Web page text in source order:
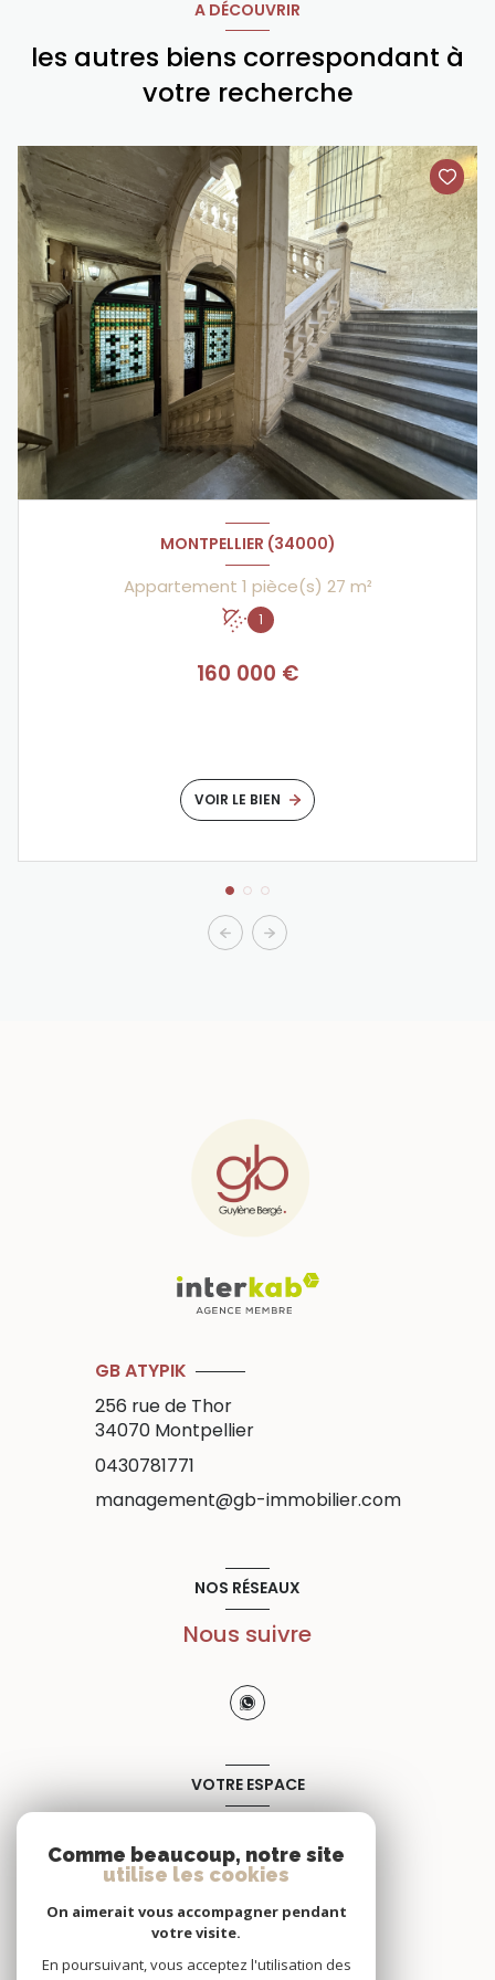
A DÉCOUVRIR
les autres biens correspondant à
votre recherche
MONTPELLIER (34000)
Appartement 1 pièce(s) 27 m²
1
160 000 €
VOIR LE BIEN
GB ATYPIK
256 rue de Thor
34070 Montpellier
0430781771
management@gb-immobilier.com
NOS RÉSEAUX
Nous suivre
VOTRE ESPACE
Comme beaucoup, notre site
utilise les cookies
On aimerait vous accompagner pendant
votre visite.
En poursuivant, vous acceptez l'utilisation des